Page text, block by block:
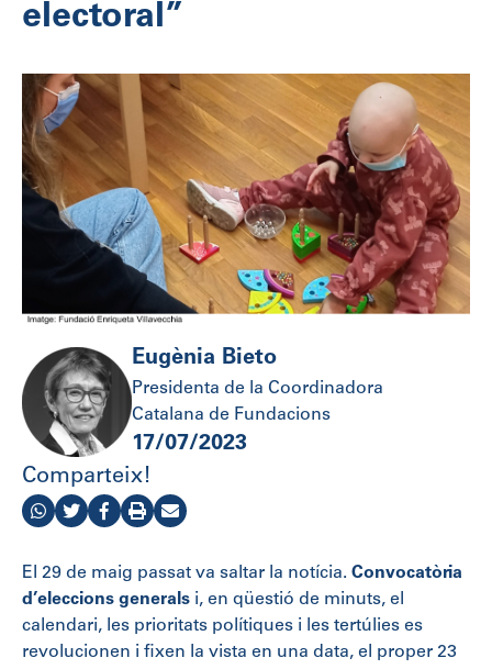
electoral”
Eugènia Bieto
Presidenta de la Coordinadora
Catalana de Fundacions
17/07/2023
Comparteix!
El 29 de maig passat va saltar la notícia. Convocatòria
d’eleccions generals i, en qüestió de minuts, el
calendari, les prioritats polítiques i les tertúlies es
revolucionen i fixen la vista en una data, el proper 23